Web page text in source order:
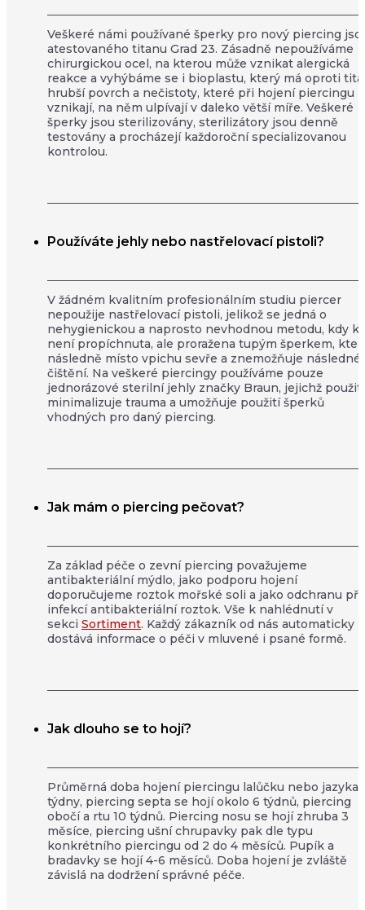
Veškeré námi používané šperky pro nový piercing
atestovaného titanu Grad 23. Zásadně nepoužíváme
chirurgickou ocel, na kterou může vznikat alergická
reakce a vyhýbáme se i bioplastu, který má oproti
hrubší povrch a nečistoty, které při hojení piercingu
vznikají, na něm ulpívají v daleko větší míře. Veškeré
šperky jsou sterilizovány, sterilizátory jsou denně
testovány a procházejí každoroční specializovanou
kontrolou.
Používáte jehly nebo nastřelovací pistoli?
V žádném kvalitním profesionálním studiu piercer
nepoužije nastřelovací pistoli, jelikož se jedná o
nehygienickou a naprosto nevhodnou metodu, kdy
není propíchnuta, ale proražena tupým šperkem,
následně místo vpichu sevře a znemožňuje následné
čištění. Na veškeré piercingy používáme pouze
jednorázové sterilní jehly značky Braun, jejichž použití
minimalizuje trauma a umožňuje použití šperků
vhodných pro daný piercing.
Jak mám o piercing pečovat?
Za základ péče o zevní piercing považujeme
antibakteriální mýdlo, jako podporu hojení
doporučujeme roztok mořské soli a jako odchranu
infekcí antibakteriální roztok. Vše k nahlédnutí v
sekci Sortiment. Každý zákazník od nás automaticky
dostává informace o péči v mluvené i psané formě.
Jak dlouho se to hojí?
Průměrná doba hojení piercingu lalůčku nebo jazyka
týdny, piercing septa se hojí okolo 6 týdnů, piercing
obočí a rtu 10 týdnů. Piercing nosu se hojí zhruba 3
měsíce, piercing ušní chrupavky pak dle typu
konkrétního piercingu od 2 do 4 měsíců. Pupík a
bradavky se hojí 4-6 měsíců. Doba hojení je zvláště
závislá na dodržení správné péče.